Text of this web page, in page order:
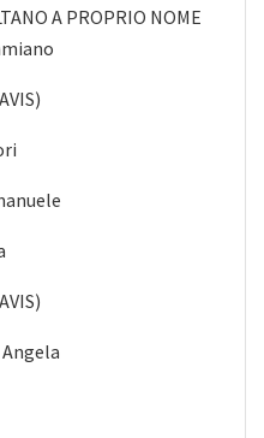
A PROPRIO NOME